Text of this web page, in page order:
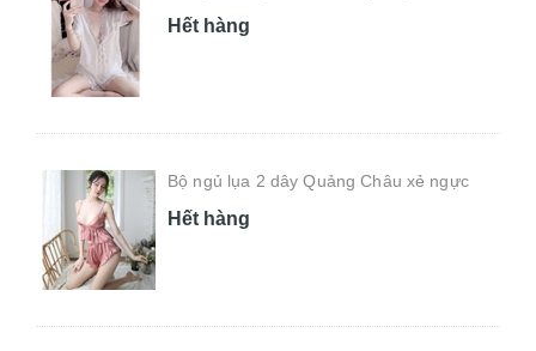
Hết hàng
Bộ ngủ lụa 2 dây Quảng Châu xẻ ngực
Hết hàng